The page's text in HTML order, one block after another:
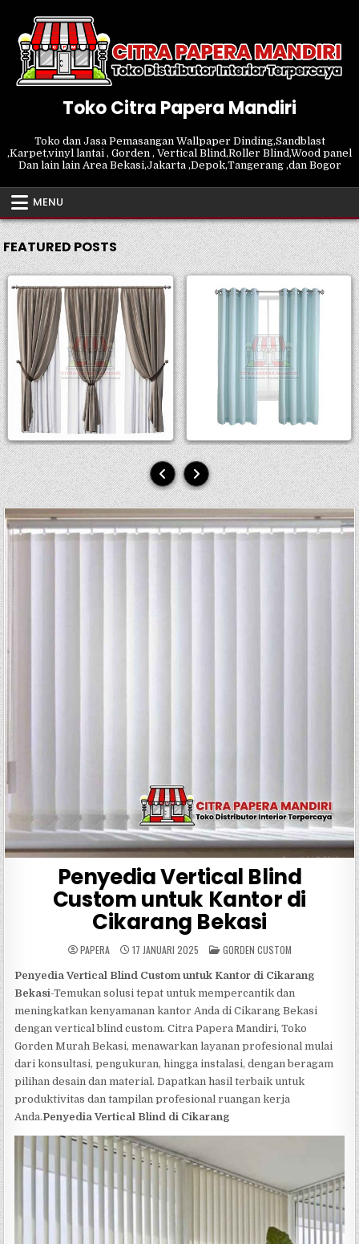
content
Toko Citra Papera Mandiri
Toko dan Jasa Pemasangan Wallpaper Dinding,Sandblast
,Karpet,vinyl lantai , Gorden , Vertical Blind,Roller Blind,Wood panel
Dan lain lain Area Bekasi,Jakarta ,Depok,Tangerang ,dan Bogor
MENU
FEATURED POSTS
Penyedia Vertical Blind
Custom untuk Kantor di
Cikarang Bekasi
PAPERA 17 JANUARI 2025 POSTED
IN
GORDEN CUSTOM
Penyedia Vertical Blind Custom untuk Kantor di Cikarang
Bekasi-Temukan solusi tepat untuk mempercantik dan
meningkatkan kenyamanan kantor Anda di Cikarang Bekasi
dengan vertical blind custom. Citra Papera Mandiri, Toko
Gorden Murah Bekasi, menawarkan layanan profesional mulai
dari konsultasi, pengukuran, hingga instalasi, dengan beragam
pilihan desain dan material. Dapatkan hasil terbaik untuk
produktivitas dan tampilan profesional ruangan kerja
Anda.Penyedia Vertical Blind di Cikarang